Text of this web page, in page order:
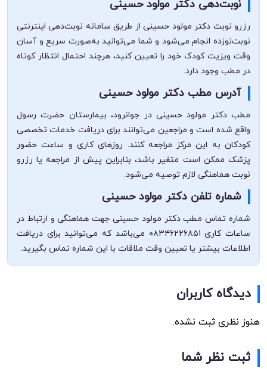
نوبت‌دهی دکتر مولود حسینی
رزرو نوبت دکتر مولود حسینی از طریق سامانه نوبت‌دهی اینترنتی
نوبت‌نوزده انجام می‌شود و شما می‌توانید به‌صورت سریع و آسان
وقت ویزیت کودک خود را تعیین کنید، هرچند احتمال انتظار کوتاه
در مطب وجود دارد.
آدرس مطب دکتر مولود حسینی
مطب دکتر مولود حسینی در جوانرود، بیمارستان حضرت رسول
واقع شده است و مراجعین می‌توانند برای دریافت خدمات تخصصی
کودکان به این مرکز مراجعه کنند. روزهای کاری و ساعت حضور
پزشک ممکن است متغیر باشد، بنابراین پیش از مراجعه یا رزرو
نوبت هماهنگی لازم توصیه می‌شود.
شماره تلفن دکتر مولود حسینی
شماره تماس مطب دکتر مولود حسینی جهت هماهنگی و ارتباط در
ساعات کاری ۰۸۳۴۶۲۲۶۸۵۱ می‌باشد که می‌توانید برای دریافت
اطلاعات بیشتر یا تعیین وقت ملاقات با این شماره تماس بگیرید.
دیدگاه کاربران
هنوز نظری ثبت نشده.
ثبت نظر شما